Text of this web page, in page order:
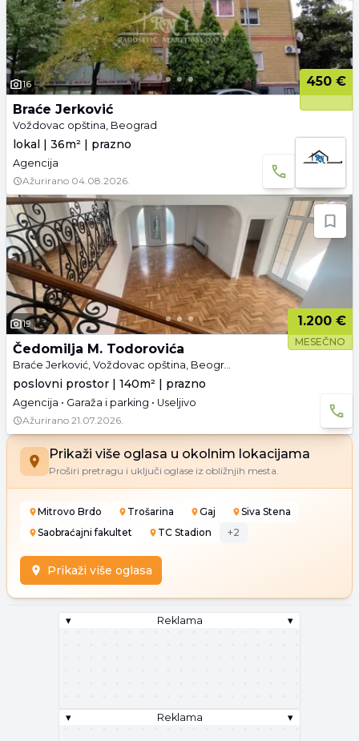
16
450 €
Braće Jerković
Voždovac opština, Beograd
lokal | 36m² | prazno
Agencija
Ažurirano 04.08.2026.
19 1.200 €
MESEČNO
Čedomilja M. Todorovića
Braće Jerković, Voždovac opština, Beograd
poslovni prostor | 140m² | prazno
Agencija • Garaža i parking • Useljivo
Ažurirano 21.07.2026.
Prikaži više oglasa u okolnim lokacijama
Proširi pretragu i uključi oglase iz obližnjih mesta.
Mitrovo Brdo Trošarina Gaj
Siva Stena
Saobraćajni fakultet
TC Stadion +2
Prikaži više oglasa
▾ Reklama ▾
▾ Reklama ▾